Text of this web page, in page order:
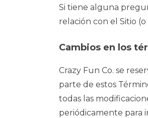
Si tiene alguna
relación con el Sitio
Cambios en los
Crazy Fun Co. se
parte de estos
todas las
periódicamente para